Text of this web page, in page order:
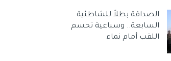
الصداقة بطلاً للشاطئية
السابعة.. وسباعية تحسم
اللقب أمام نماء